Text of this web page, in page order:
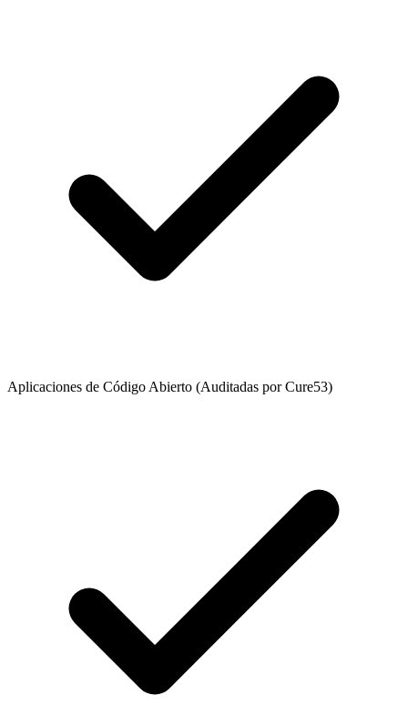
Aplicaciones de Código Abierto (Auditadas por Cure53)